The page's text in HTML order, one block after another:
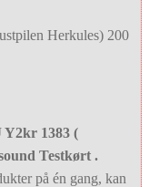
Herkules) 200
Y2kr 1383 (
Testkørt .
på én gang, kan